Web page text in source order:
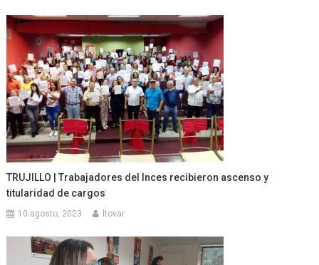
TRUJILLO | Trabajadores del Inces recibieron ascenso y
titularidad de cargos
10 agosto, 2023 ltovar